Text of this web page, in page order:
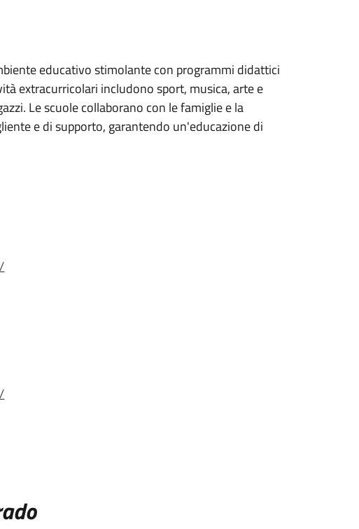
educativo stimolante con programmi didattici
extracurricolari includono sport, musica, arte e
Le scuole collaborano con le famiglie e la
e di supporto, garantendo un'educazione di